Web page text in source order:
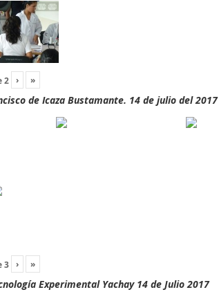
2 › »
de Icaza Bustamante. 14 de julio del 2017
3 › »
Experimental Yachay 14 de Julio 2017